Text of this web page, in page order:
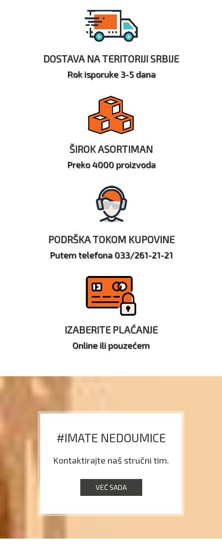
DOSTAVA NA TERITORIJI SRBIJE
Rok isporuke 3-5 dana
ŠIROK ASORTIMAN
Preko 4000 proizvoda
PODRŠKA TOKOM KUPOVINE
Putem telefona 033/261-21-21
IZABERITE PLAĆANJE
Online ili pouzećem
#IMATE NEDOUMICE
Kontaktirajte naš stručni tim.
VEĆ SADA